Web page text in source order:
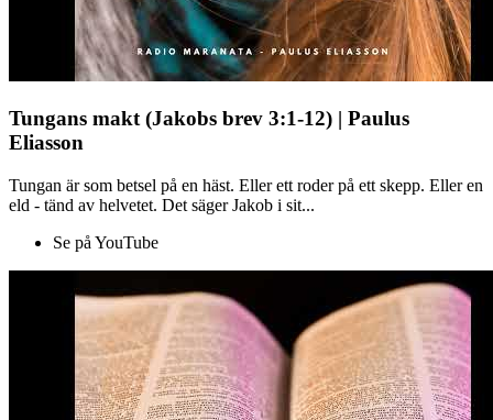
Tungans makt (Jakobs brev 3:1-12) | Paulus
Eliasson
Tungan är som betsel på en häst. Eller ett roder på ett skepp. Eller en
eld - tänd av helvetet. Det säger Jakob i sit...
Se på YouTube